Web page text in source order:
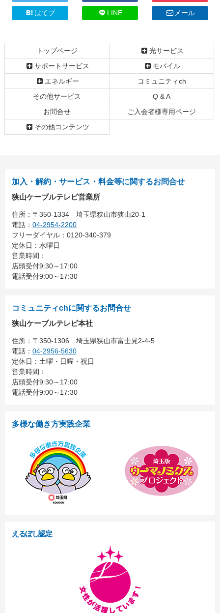
の
へ
戻
はてブ LINE メール
トップページ
光サービス
サポートサービス
モバイル
エネルギー
コミュニティch
その他サービス
Q & A
お問合せ
ご入会者様専用ページ
その他コンテンツ
加入・解約・サービス・料金等に関するお問合せ
狭山ケーブルテレビ営業所
住所： 〒350-1334 埼玉県狭山市狭山20-1
電話： 04-2954-2200
フリーダイヤル：0120-340-379
定休日：水曜日
営業時間：
店頭受付9:30～17:00
電話受付9:00～17:30
コミュニティchに関するお問合せ
狭山ケーブルテレビ本社
住所： 〒350-1306 埼玉県狭山市富士見2-4-5
電話： 04-2956-5630
定休日：土曜・日曜・祝日
営業時間：
店頭受付9:30～17:00
電話受付9:00～17:30
多様な働き方実践企業
えるぼし認定